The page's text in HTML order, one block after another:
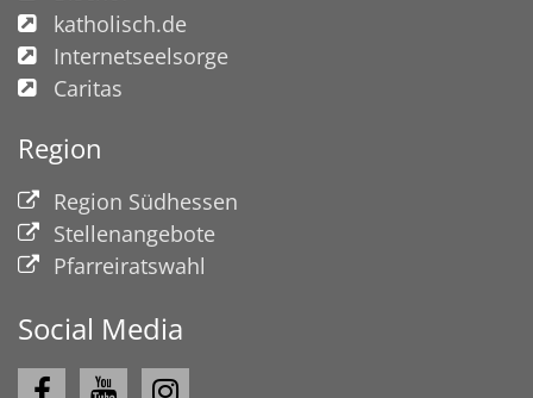
katholisch.de
Internetseelsorge
Caritas
Region
Region Südhessen
Stellenangebote
Pfarreiratswahl
Social Media